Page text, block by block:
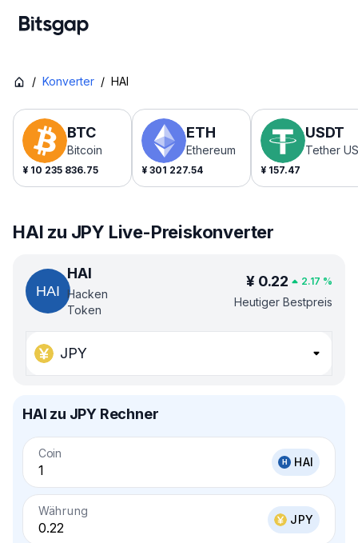
/ Konverter / HAI
BTC
Bitcoin
¥ 10 235 836.75
ETH
Ethereum
¥ 301 227.54
USDT
Tether
¥ 157.47
HAI zu JPY Live-Preiskonverter
HAI
Hacken
Token
¥ 0.22 2.17 %
Heutiger Bestpreis
JPY
HAI zu JPY Rechner
Coin
HAI
Währung
JPY